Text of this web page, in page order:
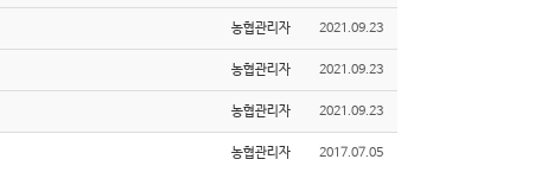
농협관리자 2021.09.23
농협관리자 2021.09.23
농협관리자 2021.09.23
농협관리자 2017.07.05